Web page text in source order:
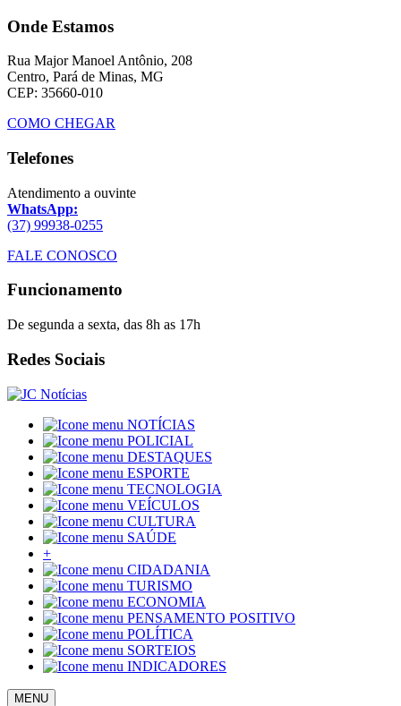
Onde Estamos
Rua Major Manoel Antônio, 208
Centro, Pará de Minas, MG
CEP: 35660-010
COMO CHEGAR
Telefones
Atendimento a ouvinte
WhatsApp:
(37) 99938-0255
FALE CONOSCO
Funcionamento
De segunda a sexta, das 8h as 17h
Redes Sociais
NOTÍCIAS
POLICIAL
DESTAQUES
ESPORTE
TECNOLOGIA
VEÍCULOS
CULTURA
SAÚDE
+
CIDADANIA
TURISMO
ECONOMIA
PENSAMENTO POSITIVO
POLÍTICA
SORTEIOS
INDICADORES
MENU